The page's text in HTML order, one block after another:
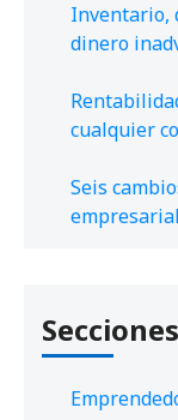
Inventario,
dinero
cualquier
Seis
empresarial
Secciones